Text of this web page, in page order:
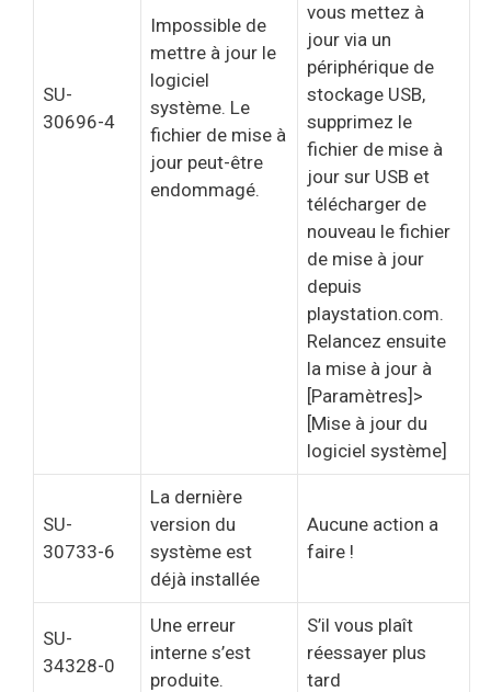
SU-
30696-4
Impossible de
mettre à jour le
logiciel
système. Le
fichier de mise à
jour peut-être
endommagé.
vous mettez à
jour via un
périphérique de
stockage USB,
supprimez le
fichier de mise à
jour sur USB et
télécharger de
nouveau le fichier
de mise à jour
depuis
playstation.com.
Relancez ensuite
la mise à jour à
[Paramètres]>
[Mise à jour du
logiciel système]
SU-
30733-6
La dernière
version du
système est
déjà installée
Aucune action a
faire !
SU-
34328-0
Une erreur
interne s’est
produite.
S’il vous plaît
réessayer plus
tard